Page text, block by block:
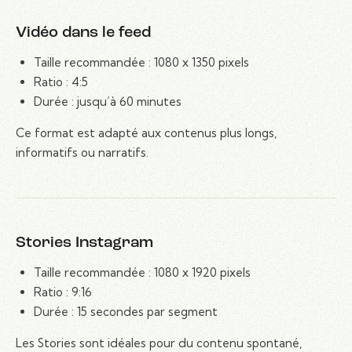
Vidéo dans le feed
Taille recommandée : 1080 x 1350 pixels
Ratio : 4:5
Durée : jusqu’à 60 minutes
Ce format est adapté aux contenus plus longs,
informatifs ou narratifs.
Stories Instagram
Taille recommandée : 1080 x 1920 pixels
Ratio : 9:16
Durée : 15 secondes par segment
Les Stories sont idéales pour du contenu spontané,